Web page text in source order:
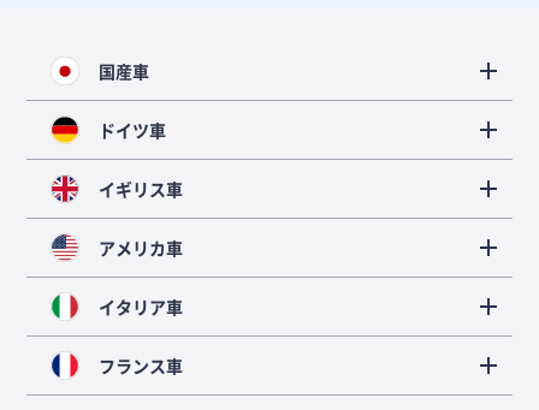
国産車
ドイツ車
イギリス車
アメリカ車
イタリア車
フランス車